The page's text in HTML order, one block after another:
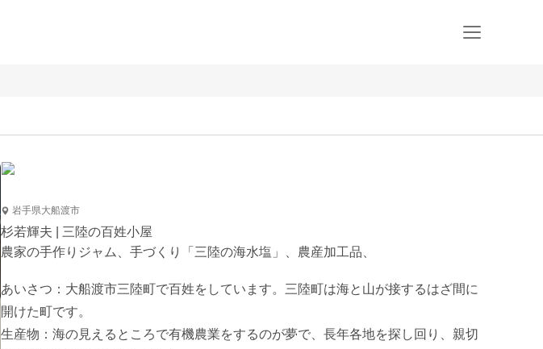
岩手県大船渡市
杉若輝夫 | 三陸の百姓小屋
農家の手作りジャム、手づくり「三陸の海水塩」、農産加工品、
あいさつ：大船渡市三陸町で百姓をしています。三陸町は海と山が接するはざ間に
開けた町です。
生産物：海の見えるところで有機農業をするのが夢で、長年各地を探し回り、親切